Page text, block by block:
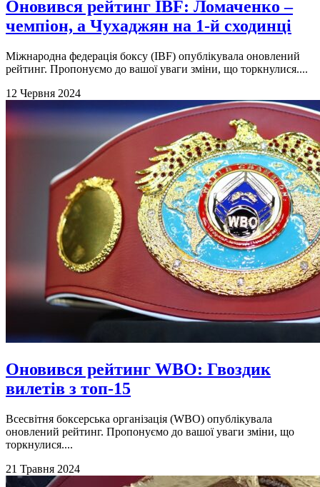
Оновився рейтинг IBF: Ломаченко –
чемпіон, а Чухаджян на 1-й сходинці
Міжнародна федерація боксу (IBF) опублікувала оновлений
рейтинг. Пропонуємо до вашої уваги зміни, що торкнулися....
12 Червня 2024
Оновився рейтинг WBO: Гвоздик
вилетів з топ-15
Всесвітня боксерська організація (WBO) опублікувала
оновлений рейтинг. Пропонуємо до вашої уваги зміни, що
торкнулися....
21 Травня 2024